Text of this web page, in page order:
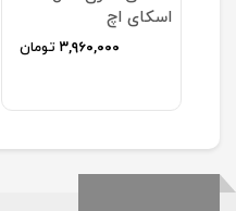
اسکای اچ
۳,۹۶۰,۰۰۰ تومان